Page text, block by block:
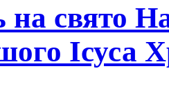
на свято
Ісуса